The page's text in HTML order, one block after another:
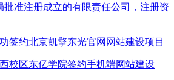
批准注册成立的有限责任公司，注册资
签约北京凯擎东光官网网站建设项目
校区东亿学院签约手机端网站建设